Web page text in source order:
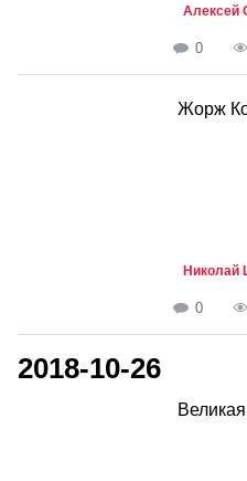
Алексей
0
Жорж
Николай
0
2018-10-26